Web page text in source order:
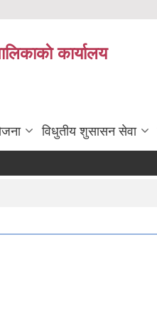
कार्यालय
विधुतीय शुसासन सेवा